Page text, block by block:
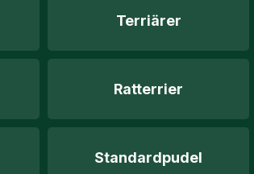
Terriärer
Ratterrier
Standardpudel